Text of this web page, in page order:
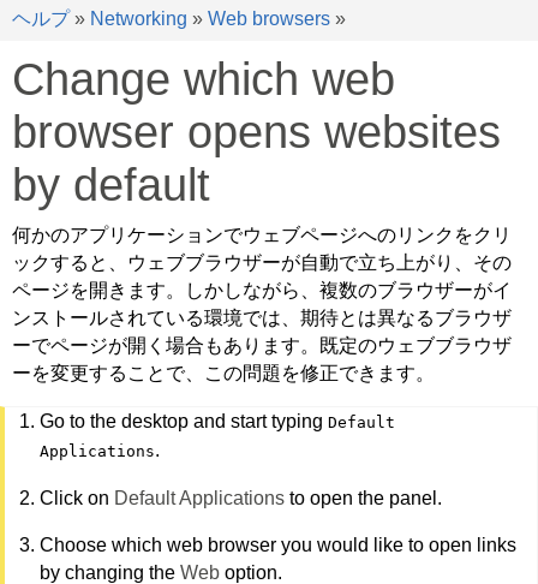
ヘルプ» Networking » Web browsers »
Change which web
browser opens websites
by default
何かのアプリケーションでウェブページへのリンクをクリ
ックすると、ウェブブラウザーが自動で立ち上がり、その
ページを開きます。しかしながら、複数のブラウザーがイ
ンストールされている環境では、期待とは異なるブラウザ
ーでページが開く場合もあります。既定のウェブブラウザ
ーを変更することで、この問題を修正できます。
Go to the desktop and start typingDefault
Applications.
Click on Default Applications to open the panel.
Choose which web browser you would like to open links
by changing theWeb option.